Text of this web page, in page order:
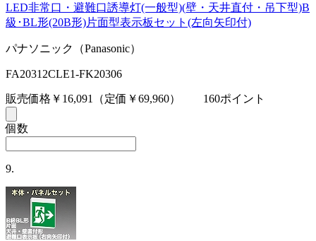
LED非常口・避難口誘導灯(一般型)(壁・天井直付・吊下型)B
級･BL形(20B形)片面型表示板セット(左向矢印付)
パナソニック（Panasonic）
FA20312CLE1-FK20306
販売価格￥16,091 （定価￥69,960） 160ポイント
個数
9.